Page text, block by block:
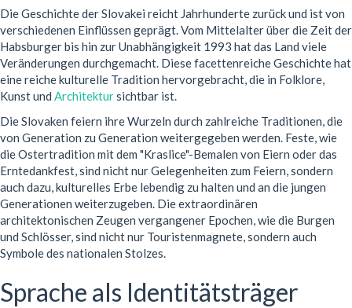
Die Geschichte der Slovakei reicht Jahrhunderte zurück und ist von
verschiedenen Einflüssen geprägt. Vom Mittelalter über die Zeit der
Habsburger bis hin zur Unabhängigkeit 1993 hat das Land viele
Veränderungen durchgemacht. Diese facettenreiche Geschichte hat
eine reiche kulturelle Tradition hervorgebracht, die in Folklore,
Kunst und Architektursichtbar ist.
Die Slovaken feiern ihre Wurzeln durch zahlreiche Traditionen, die
von Generation zu Generation weitergegeben werden. Feste, wie
die Ostertradition mit dem "Kraslice"-Bemalen von Eiern oder das
Erntedankfest, sind nicht nur Gelegenheiten zum Feiern, sondern
auch dazu, kulturelles Erbe lebendig zu halten und an die jungen
Generationen weiterzugeben. Die extraordinären
architektonischen Zeugen vergangener Epochen, wie die Burgen
und Schlösser, sind nicht nur Touristenmagnete, sondern auch
Symbole des nationalen Stolzes.
Sprache als Identitätsträger